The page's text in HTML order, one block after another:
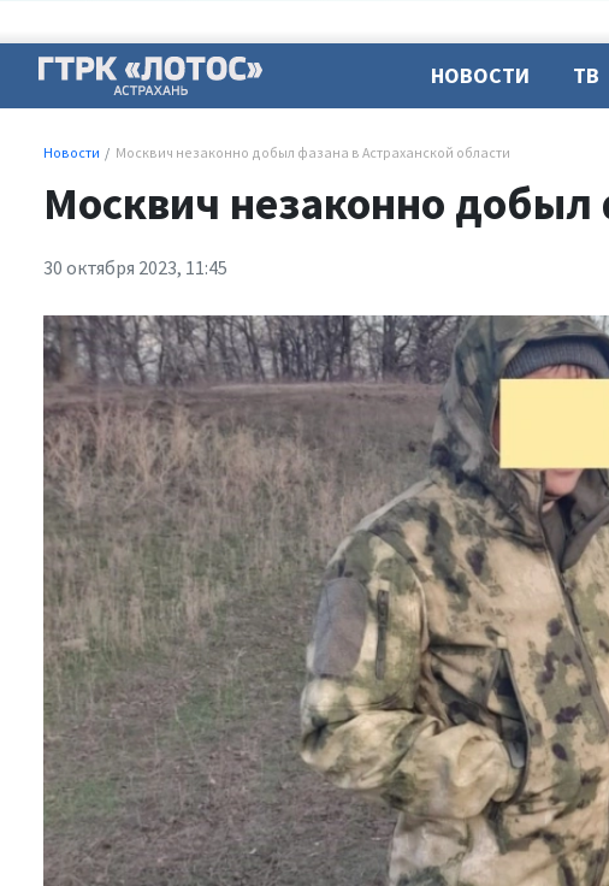
НОВОСТИ ТВ
Новости Москвич незаконно добыл фазана в Астраханской области
Москвич незаконно добыл
30 октября 2023, 11:45